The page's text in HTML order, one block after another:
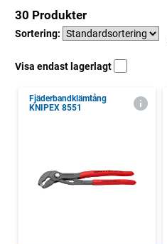
30 Produkter
Sortering:
Visa endast lagerlagt
Fjäderbandklämtång
KNIPEX 8551